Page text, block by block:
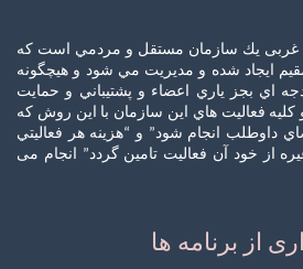
غربی يك سازمان مستقل و مردمي است كه
ايجاد شده و مديريت مي شود و هيچگونه
اي بجز ياري اعضاء و پشتيباني و حمايت
كليه فعاليت هاي اين سازمان با اين روش كه
داوطلب انجام شود” و “هزينه هر فعاليتي
از خود آن فعاليت تامين گردد” انجام می
از برنامه ها